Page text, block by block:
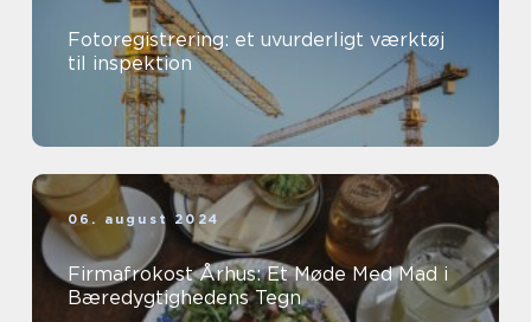
Fotoregistrering: et uvurderligt værktøj
til inspektion
06. august 2024
Firmafrokost Århus: Et Møde Med Mad i
Bæredygtighedens Tegn